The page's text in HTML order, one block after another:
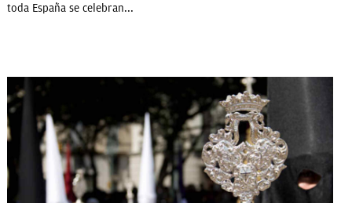
toda España se celebran...